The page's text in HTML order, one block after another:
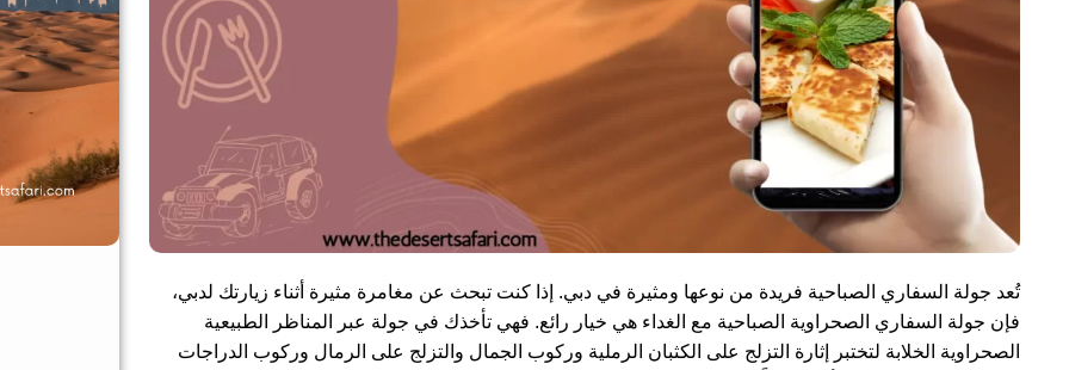
تُعد جولة السفاري الصباحية فريدة من نوعها ومثيرة في دبي. إذا كنت تبحث عن مغامرة مثيرة أثناء زيارتك لدبي،
فإن جولة السفاري الصحراوية الصباحية مع الغداء هي خيار رائع. فهي تأخذك في جولة عبر المناظر الطبيعية
الصحراوية الخلابة لتختبر إثارة التزلج على الكثبان الرملية وركوب الجمال والتزلج على الرمال وركوب الدراجات